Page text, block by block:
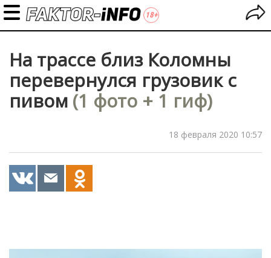
На трассе близ Коломны
перевернулся грузовик с
пивом (1 фото + 1 гиф)
18 февраля 2020 10:57